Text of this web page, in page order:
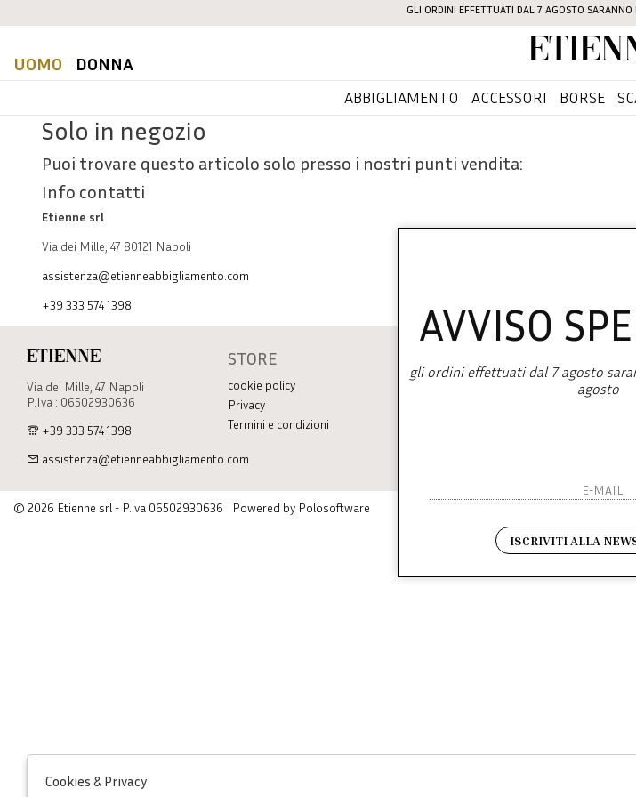
GLI ORDINI EFFETTUATI DAL 7 AGOSTO
UOMO DONNA
ABBIGLIAMENTO ACCESSORI BORSE
Solo in negozio
Puoi trovare questo articolo solo presso i nostri punti vendita:
Info contatti
Etienne srl
Via dei Mille, 47 80121 Napoli
assistenza@etienneabbigliamento.com
+39 333 574 1398
Etienne
Via dei Mille, 47 Napoli
P.Iva : 06502930636
+39 333 574 1398
assistenza@etienneabbigliamento.com
STORE
cookie policy
Privacy
Termini e condizioni
© 2026 Etienne srl - P.iva 06502930636 Powered by Polosoftware
AVVISO
gli ordini effettuati dal 7 agosto
agosto
ISCRIVITI ALLA
Cookies & Privacy